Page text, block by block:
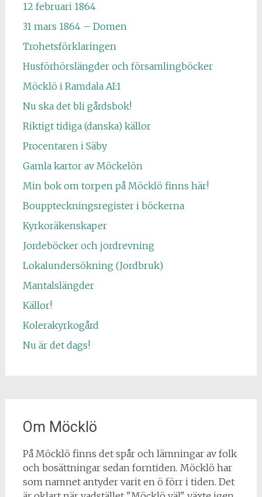
12 februari 1864
31 mars 1864 – Domen
Trohetsförklaringen
Husförhörslängder och församlingböcker
Möcklö i Ramdala AI:1
Nu ska det bli gårdsbok!
Riktigt tidiga (danska) källor
Procentaren i Säby
Gamla kartor av Möckelön
Min bok om torpen på Möcklö finns här!
Bouppteckningsregister i böckerna
Kyrkoräkenskaper
Jordeböcker och jordrevning
Lokalundersökning (Jordbruk)
Mantalslängder
Källor!
Kolerakyrkogård
Nu är det dags!
Om Möcklö
På Möcklö finns det spår och lämningar av folk
och bosättningar sedan forntiden. Möcklö har
som namnet antyder varit en ö förr i tiden. Det